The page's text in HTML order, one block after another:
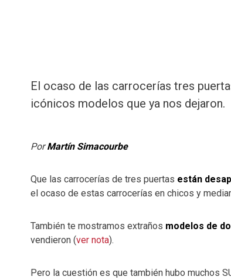
El ocaso de las carrocerías tres
icónicos modelos que ya nos dejaron.
PorMartín Simacourbe
Que las carrocerías de tres puertas están
el ocaso de estas carrocerías en chicos y
También te mostramos extraños modelos de
vendieron (ver nota).
Pero la cuestión es que también hubo muchos